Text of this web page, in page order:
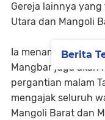
Gereja lainnya
Utara dan Mangoli
Ia menambahkan,
Mangbar juga akan
pergantian malam
mengajak seluruh
Mangoli Barat dan
Berita